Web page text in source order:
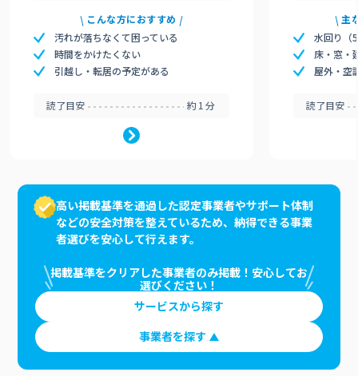
こんな方におすすめ
汚れが落ちなくて困っている
時間をかけたくない
引越し・転居の予定がある
読了目安 約1分
主
水回り（
床・窓・
屋外・空
読了目安
高い掲載基準を通過した認定事業者やサポート体制
などの安全対策を整えているため、納得できる事業
者選びを安心して行えます。
掲載基準をクリアした事業者のみ掲載！安心してお
選びください！
サービスから探す
事業者を探す